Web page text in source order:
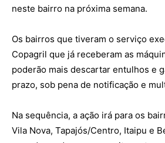
neste bairro na próxima semana.
Os bairros que tiveram o serviço
Copagril que já receberam as
poderão mais descartar entulhos e
prazo, sob pena de notificação e
Na sequência, a ação irá para os
Vila Nova, Tapajós/Centro, Itaipu e